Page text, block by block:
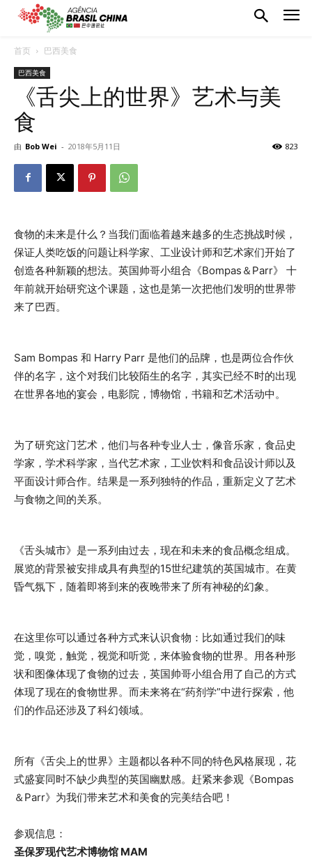
首页 巴西美食
巴西美食
《舌尖上的世界》艺术与美
食
由 Bob Wei - 2018年5月11日 823
食物的未来是什么？当我们面临着越来越多的生态挑战时候，
保证人类吃饭的问题让科学家、工业设计师和艺术家们开始了
创造各种新颖的想法。英国帅哥小组合《Bompas＆Parr》 十
年前就开始研究这个课题，这也是第一次把他们发明的世界带
来了巴西。
Sam Bompas 和 Harry Parr 是他们的品牌，也是两位合作伙
伴的名字，这个对我们比较陌生的名字，其实已经不时的出现
在世界各地的宴会，电影院，博物馆，书籍和艺术活动中。
为了研究这门艺术，他们与各种专业人士，像音乐家，食品史
学家，学术科学家，当代艺术家，工业饮料和食品设计师以及
平面设计师合作。结果是一系列独特的作品，重新定义了艺术
与食物之间的关系。
《舌头城市》是一系列由过去，现在和未来的食品概念组成。
展览的背景被安排成具有典型的15世纪建筑的英国城市。在黄
昏气氛下，随着即将到来的夜晚带来了所有神秘的幻象。
在这里你可以通过各种方式来认识食物：比如通过我们的味
觉，嗅觉，触觉，视觉和听觉，来体验食物的世界。用各种形
状和图像体现了食物的过去，英国帅哥小组合用了自己的方式
体现了现在的食物世界。而未来将在“药剂学”中进行探索，他
们的作品还涉及了科幻领域。
所有《舌尖上的世界》主题都以各种不同的特色风格展现，花
式盛宴同时不缺少典型的英国幽默感。赶紧来参观《Bompas
＆Parr》为我们带来艺术和美食的完美结合吧！
参观信息：
圣保罗现代艺术博物馆 MAM